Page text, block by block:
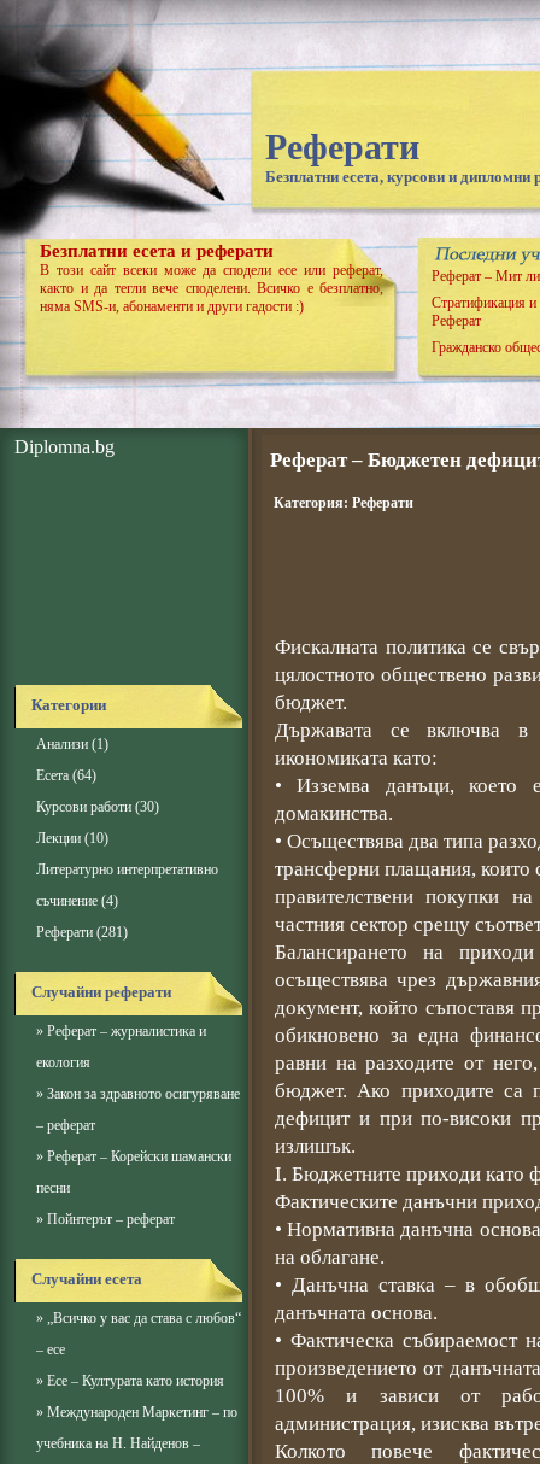
Реферати
Безплатни есета, курсови и дипломни
Безплатни есета и реферати
В този сайт всеки може да сподели есе или реферат,
както и да тегли вече споделени. Всичко е безплатно,
няма SMS-и, абонаменти и други гадости :)
Реферат – Мит ли
Стратификация
Реферат
Гражданско
Diplomna.bg
Категории
Анализи (1)
Есета (64)
Курсови работи (30)
Лекции (10)
Литературно интерпретативно
съчинение (4)
Реферати (281)
Случайни реферати
» Реферат – журналистика и
екология
» Закон за здравното осигуряване
– реферат
» Реферат – Корейски шамански
песни
» Пойнтерът – реферат
Случайни есета
» „Всичко у вас да става с любов“
– есе
» Есе – Културата като история
» Международен Маркетинг – по
учебника на Н. Найденов –
Реферат – Бюджетен
Категория: Реферати
Фискалната политика се
цялостното обществено
бюджет.
Държавата се включва
икономиката като:
• Изземва данъци,
домакинства.
• Осъществява два типа
трансферни плащания, които
правителствени покупки
частния сектор срещу
Балансирането на
осъществява чрез
документ, който съпоставя
обикновено за една
равни на разходите от
бюджет. Ако приходите са
дефицит и при по-високи
излишък.
І. Бюджетните приходи като
Фактическите данъчни
• Нормативна данъчна
на облагане.
• Данъчна ставка – в
данъчната основа.
• Фактическа събираемост
произведението от
100% и зависи от
администрация, изисква
Колкото повече